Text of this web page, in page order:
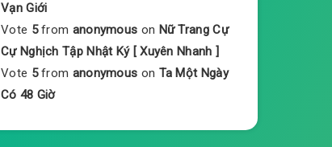
Vạn Giới
Vote 5 from anonymous on Nữ Trang Cự
Cự Nghịch Tập Nhật Ký [ Xuyên Nhanh ]
Vote 5 from anonymous on Ta Một Ngày
Có 48 Giờ